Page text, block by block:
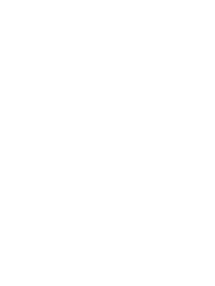
para personalizar
de redes
compartimos
sitio web con